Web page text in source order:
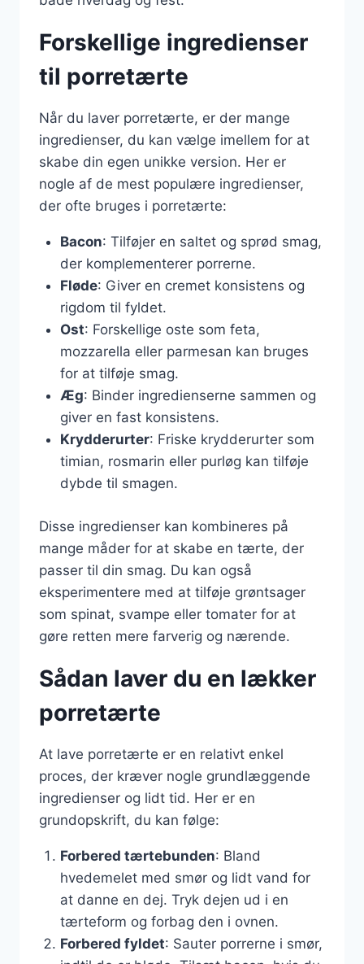
Forskellige ingredienser
til porretærte
Når du laver porretærte, er der mange
ingredienser, du kan vælge imellem for at
skabe din egen unikke version. Her er
nogle af de mest populære ingredienser,
der ofte bruges i porretærte:
Bacon: Tilføjer en saltet og sprød smag,
der komplementerer porrerne.
Fløde: Giver en cremet konsistens og
rigdom til fyldet.
Ost: Forskellige oste som feta,
mozzarella eller parmesan kan bruges
for at tilføje smag.
Æg: Binder ingredienserne sammen og
giver en fast konsistens.
Krydderurter: Friske krydderurter som
timian, rosmarin eller purløg kan tilføje
dybde til smagen.
Disse ingredienser kan kombineres på
mange måder for at skabe en tærte, der
passer til din smag. Du kan også
eksperimentere med at tilføje grøntsager
som spinat, svampe eller tomater for at
gøre retten mere farverig og nærende.
Sådan laver du en lækker
porretærte
At lave porretærte er en relativt enkel
proces, der kræver nogle grundlæggende
ingredienser og lidt tid. Her er en
grundopskrift, du kan følge:
Forbered tærtebunden: Bland
hvedemelet med smør og lidt vand for
at danne en dej. Tryk dejen ud i en
tærteform og forbag den i ovnen.
Forbered fyldet: Sauter porrerne i smør,